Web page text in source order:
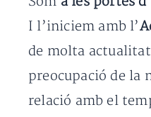
I l’iniciem amb l’
de molta
preocupació de la
relació amb el